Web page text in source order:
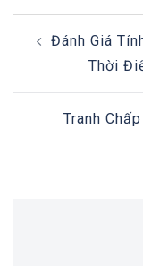
POSTĐánh Giá
Thời
Tranh